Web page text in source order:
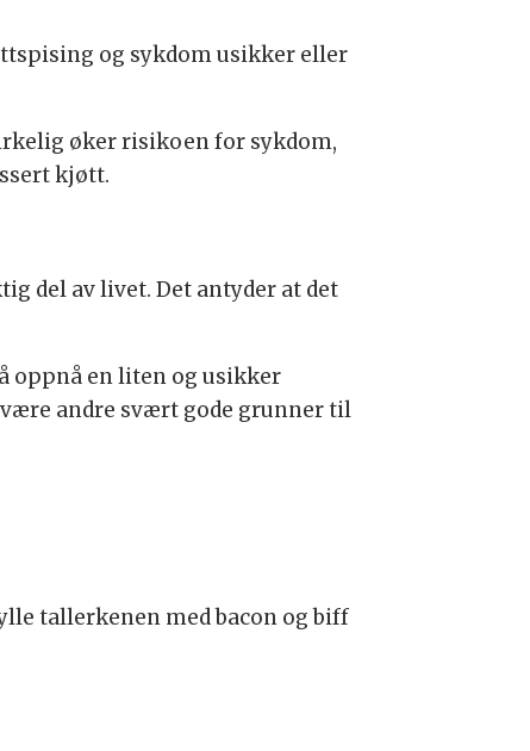
og sykdom usikker eller
øker risikoen for sykdom,
kjøtt.
del av livet. Det antyder at det
oppnå en liten og usikker
andre svært gode grunner til
tallerkenen med bacon og biff